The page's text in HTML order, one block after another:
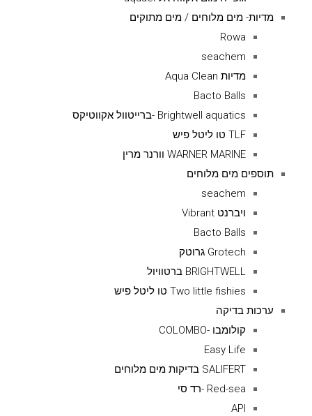
מדיות- מים מלוחים / מים מתוקים
Rowa
seachem
מדיות Aqua Clean
Bacto Balls
Brightwell aquatics -ברייטוול אקווטיקס
TLF טו ליטל פיש
WARNER MARINE וורנר מרין
תוספים מים מלוחים
seachem
ויברנט Vibrant
Bacto Balls
Grotech גרוטק
BRIGHTWELL ברטוויול
Two little fishies טו ליטל פיש
ערכות בדיקה
קולומבו -COLOMBO
Easy Life
SALIFERT בדיקות מים מלוחים
Red-sea -רד סי
API